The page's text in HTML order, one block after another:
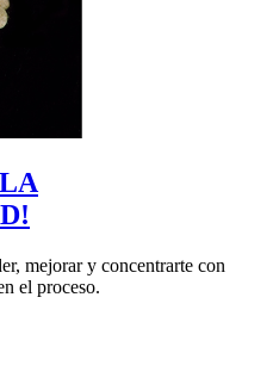
mejorar y concentrarte con
el proceso.